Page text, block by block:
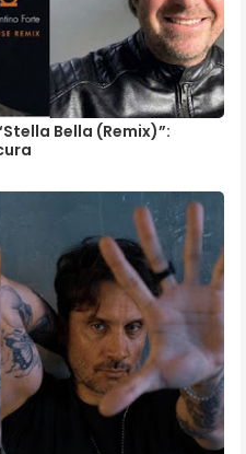
Bella (Remix)”: